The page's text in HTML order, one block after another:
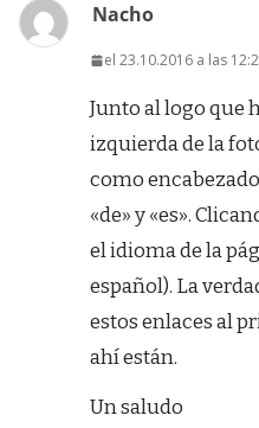
Nacho
el 23.10.2016 a las
Junto al logo que
izquierda de la
como
«de» y «es».
el idioma de la
español). La
estos enlaces al
ahí están.
Un saludo